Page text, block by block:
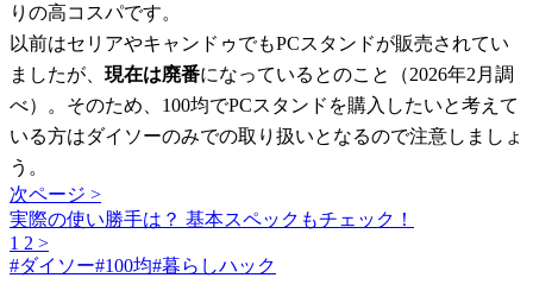
りの高コスパです。
以前はセリアやキャンドゥでもPCスタンドが販売されてい
ましたが、 現在は廃番になっているとのこと（2026年2月調
べ）。そのため、100均でPCスタンドを購入したいと考えて
いる方はダイソーのみでの取り扱いとなるので注意しましょ
う。
次ページ >
実際の使い勝手は？ 基本スペックもチェック！
1 2 >
#ダイソー#100均#暮らしハック